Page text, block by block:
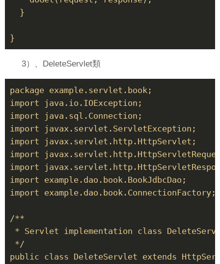
  }
3）、DeleteServlet類
package example.servlet.book;
import java.io.IOException;
import java.sql.Connection;
import javax.servlet.ServletException;
import javax.servlet.http.HttpServlet;
import
import
import example.dao.book.BookJdbcDao;
import
/**
* Servlet implementation class
*/
public class DeleteServlet extends